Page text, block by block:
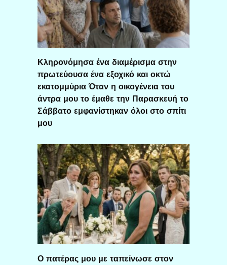
Κληρονόμησα ένα διαμέρισμα στην
πρωτεύουσα ένα εξοχικό και οκτώ
εκατομμύρια Όταν η οικογένεια του
άντρα μου το έμαθε την Παρασκευή το
Σάββατο εμφανίστηκαν όλοι στο σπίτι
μου
Ο πατέρας μου με ταπείνωσε στον